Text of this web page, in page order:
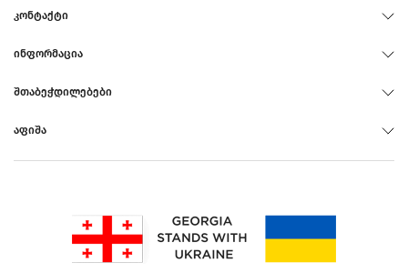
ᲙᲝᲜᲢᲐᲥᲢᲘ
ᲘᲜᲤᲝᲠᲛᲐᲪᲘᲐ
ᲨᲗᲐᲑᲔᲭᲓᲘᲚᲔᲑᲔᲑᲘ
ᲐᲤᲘᲨᲐ